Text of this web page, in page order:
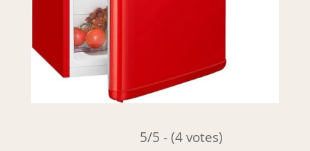
5/5 - (4 votes)